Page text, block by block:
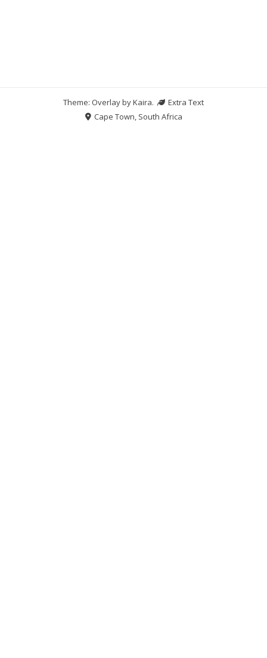
Theme: Overlay byKaira.
Extra Text
Cape Town, South Africa